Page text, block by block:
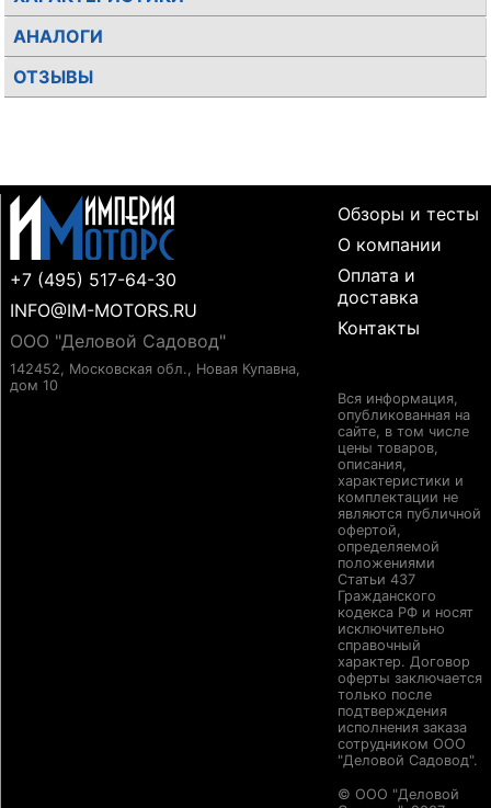
АНАЛОГИ
ОТЗЫВЫ
+7 (495) 517-64-30
INFO@IM-MOTORS.RU
ООО "Деловой Садовод"
142452, Московская обл., Новая Купавна,
дом 10
Обзоры и тесты
О компании
Оплата и
доставка
Контакты
Вся информация,
опубликованная на
сайте, в том числе
цены товаров,
описания,
характеристики и
комплектации не
являются публичной
офертой,
определяемой
положениями
Статьи 437
Гражданского
кодекса РФ и носят
исключительно
справочный
характер. Договор
оферты заключается
только после
подтверждения
исполнения заказа
сотрудником ООО
"Деловой Садовод".
© ООО "Деловой